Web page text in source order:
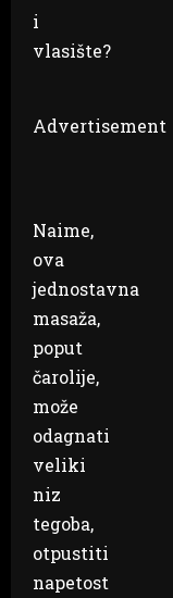
i
vlasište?
Advertisement
Naime,
ova
jednostavna
masaža,
poput
čarolije,
može
odagnati
veliki
niz
tegoba,
otpustiti
napetost